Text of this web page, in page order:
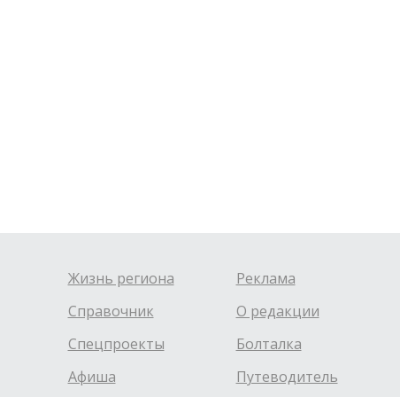
Жизнь региона
Справочник
Спецпроекты
Афиша
Реклама
О редакции
Болталка
Путеводитель